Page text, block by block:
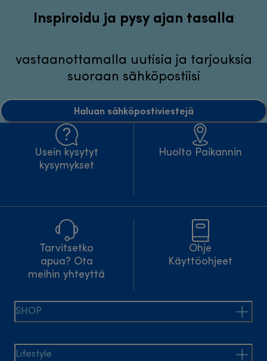
Inspiroidu ja pysy ajan tasalla
vastaanottamalla uutisia ja tarjouksia
suoraan sähköpostiisi
Haluan sähköpostiviestejä
Usein kysytyt
kysymykset
Huolto Paikannin
Tarvitsetko
apua? Ota
meihin yhteyttä
Ohje
Käyttöohjeet
SHOP
Lifestyle